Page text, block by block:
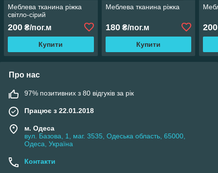
Меблева тканина ріжка
світло-сірий
200 ₴/пог.м
Купити
Меблева тканина ріжка
180₴/пог.м
Купити
200
Про нас
97% позитивних з 80 відгуків за рік
Працює з 22.01.2018
м. Одеса
вул. Базова, 1, маг. 3535, Одеська область, 65000,
Одеса, Україна
Контакти